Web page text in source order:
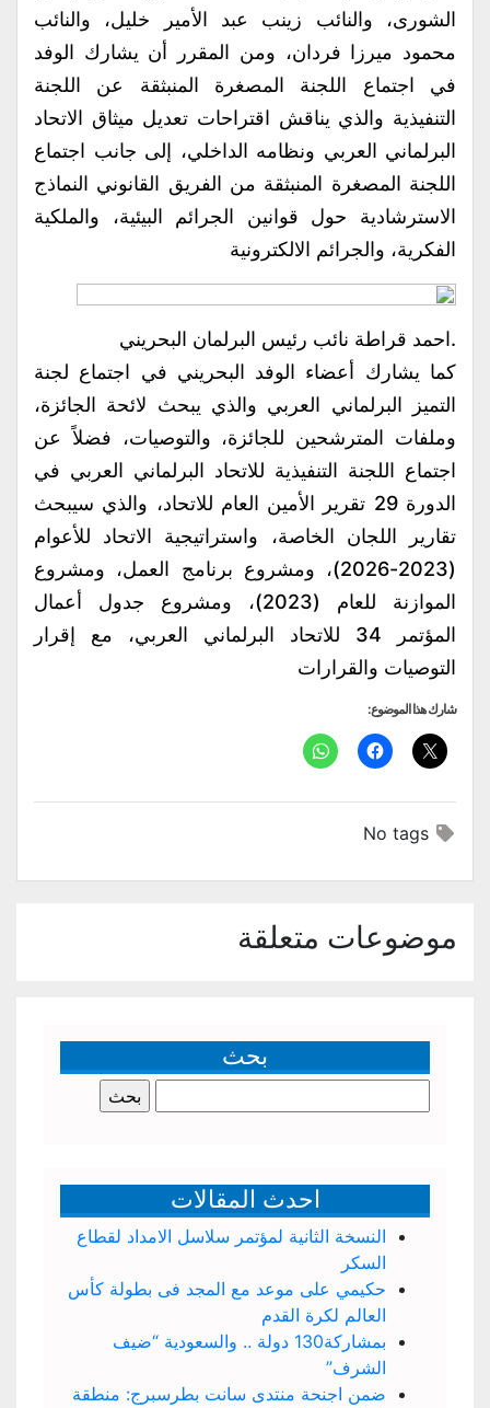
الشورى، والنائب زينب عبد الأمير خليل، والنائب
محمود ميرزا فردان، ومن المقرر أن يشارك الوفد
في اجتماع اللجنة المصغرة المنبثقة عن اللجنة
التنفيذية والذي يناقش اقتراحات تعديل ميثاق الاتحاد
البرلماني العربي ونظامه الداخلي، إلى جانب اجتماع
اللجنة المصغرة المنبثقة من الفريق القانوني النماذج
الاسترشادية حول قوانين الجرائم البيئية، والملكية
الفكرية، والجرائم الالكترونية
.احمد قراطة نائب رئيس البرلمان البحريني
كما يشارك أعضاء الوفد البحريني في اجتماع لجنة
التميز البرلماني العربي والذي يبحث لائحة الجائزة،
وملفات المترشحين للجائزة، والتوصيات، فضلاً عن
اجتماع اللجنة التنفيذية للاتحاد البرلماني العربي في
الدورة 29 تقرير الأمين العام للاتحاد، والذي سيبحث
تقارير اللجان الخاصة، واستراتيجية الاتحاد للأعوام
(2023-2026)، ومشروع برنامج العمل، ومشروع
الموازنة للعام (2023)، ومشروع جدول أعمال
المؤتمر 34 للاتحاد البرلماني العربي، مع إقرار
التوصيات والقرارات
شارك هذا الموضوع:
موضوعات متعلقة
بحث
عن:
احدث المقالات
النسخة الثانية لمؤتمر سلاسل الامداد لقطاع
السكر
حكيمي على موعد مع المجد فى بطولة كأس
العالم لكرة القدم
بمشاركة130 دولة .. والسعودية “ضيف
الشرف”
ضمن اجنحة منتدى سانت بطرسبرج: منطقة